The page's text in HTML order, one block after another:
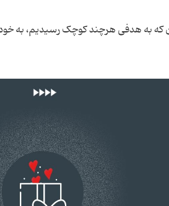
که به هدفی هرچند کوچک رسیدیم، به